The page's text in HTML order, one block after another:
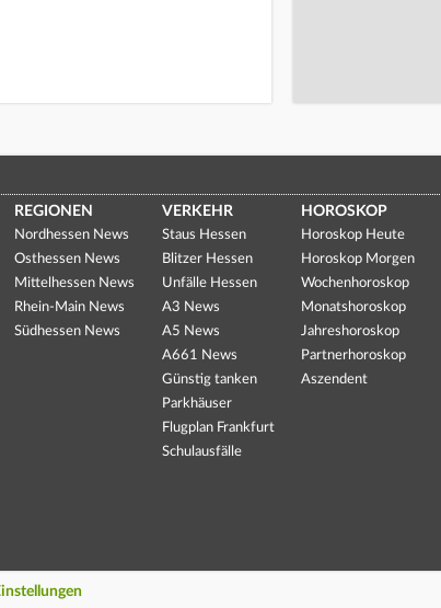
REGIONEN
Nordhessen News
Osthessen News
Mittelhessen News
Rhein-Main News
Südhessen News
VERKEHR
Staus Hessen
Blitzer Hessen
Unfälle Hessen
A3 News
A5 News
A661 News
Günstig tanken
Parkhäuser
Flugplan Frankfurt
Schulausfälle
HOROSKOP
Horoskop Heute
Horoskop Morgen
Wochenhoroskop
Monatshoroskop
Jahreshoroskop
Partnerhoroskop
Aszendent